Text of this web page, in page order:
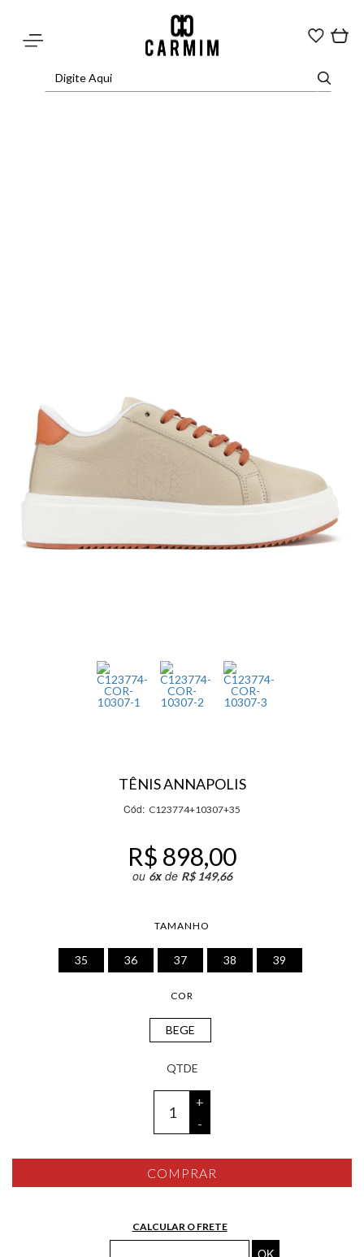
TÊNIS ANNAPOLIS
Cód: C123774+10307+35
R$ 898,00
ou 6xde R$ 149,66
TAMANHO
35 36 37 38 39
COR
BEGE
+
-
COMPRAR
CALCULAR O FRETE